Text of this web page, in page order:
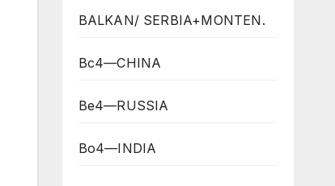
BALKAN/ SERBIA+MONTEN.
Bc4—CHINA
Be4—RUSSIA
Bo4—INDIA